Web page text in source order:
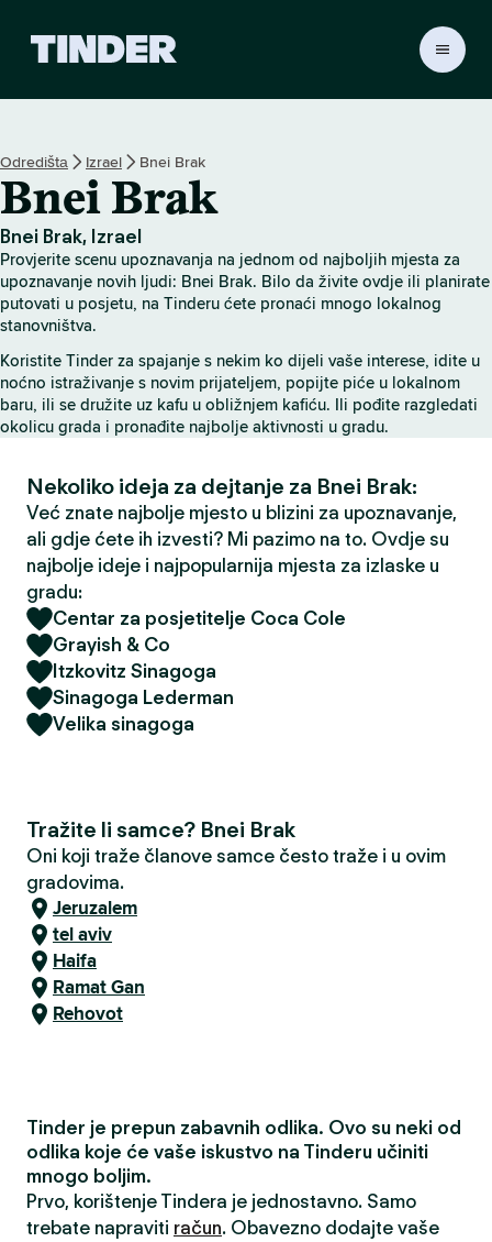
r
H
o
e
Odredištа Izrael Bnei Brak
Bnei Brak
Bnei Brak, Izrael
Provjerite scenu upoznavanja na jednom od najboljih mjesta za
upoznavanje novih ljudi: Bnei Brak. Bilo da živite ovdje ili planirate
putovati u posjetu, na Tinderu ćete pronaći mnogo lokalnog
stanovništva.
Koristite Tinder za spajanje s nekim ko dijeli vaše interese, idite u
noćno istraživanje s novim prijateljem, popijte piće u lokalnom
baru, ili se družite uz kafu u obližnjem kafiću. Ili pođite razgledati
okolicu grada i pronađite najbolje aktivnosti u gradu.
Nekoliko ideja za dejtanje za Bnei Brak:
Već znate najbolje mjesto u blizini za upoznavanje,
ali gdje ćete ih izvesti? Mi pazimo na to. Ovdje su
najbolje ideje i najpopularnija mjesta za izlaske u
gradu:
Centar za posjetitelje Coca Cole
Grayish & Co
Itzkovitz Sinagoga
Sinagoga Lederman
Velika sinagoga
Tražite li samce? Bnei Brak
Oni koji traže članove samce često traže i u ovim
gradovima.
Jeruzalem
tel aviv
Haifa
Ramat Gan
Rehovot
Tinder je prepun zabavnih odlika. Ovo su neki od
odlika koje će vaše iskustvo na Tinderu učiniti
mnogo boljim.
Prvo, korištenje Tindera je jednostavno. Samo
trebate napraviti račun. Obavezno dodajte vaše